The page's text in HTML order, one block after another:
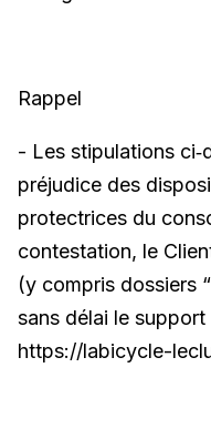
Rappel
- Les stipulations
préjudice des
protectrices du
contestation, le
(y compris dossiers
sans délai le support
https://labicycle-